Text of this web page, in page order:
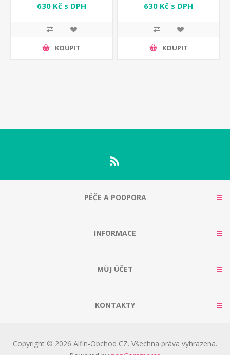
630 Kč s DPH
KOUPIT
630 Kč s DPH
KOUPIT
PÉČE A PODPORA
INFORMACE
MŮJ ÚČET
KONTAKTY
Copyright © 2026 Alfin-Obchod CZ. Všechna práva vyhrazena.